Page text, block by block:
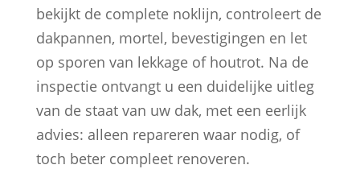
bekijkt de complete noklijn, controleert de
dakpannen, mortel, bevestigingen en let
op sporen van lekkage of houtrot. Na de
inspectie ontvangt u een duidelijke uitleg
van de staat van uw dak, met een eerlijk
advies: alleen repareren waar nodig, of
toch beter compleet renoveren.